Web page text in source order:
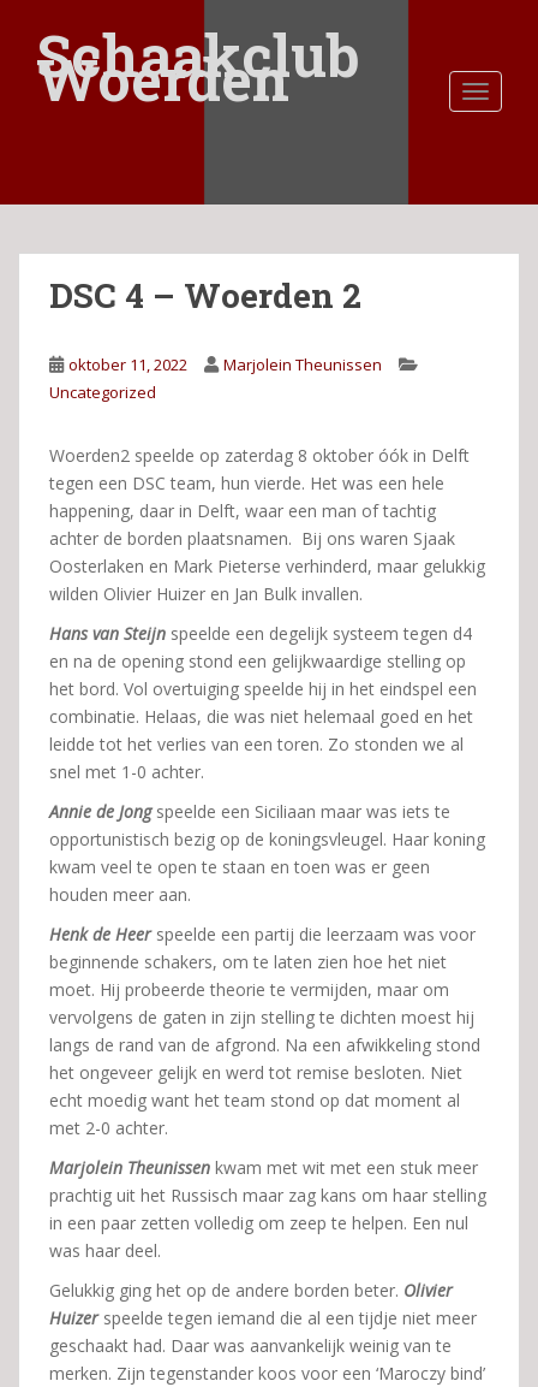
a
Schaakclub
Woerden
DSC 4 – Woerden 2
oktober 11, 2022
Marjolein Theunissen
Uncategorized
Woerden2 speelde op zaterdag 8 oktober óók in Delft
tegen een DSC team, hun vierde. Het was een hele
happening, daar in Delft, waar een man of tachtig
achter de borden plaatsnamen. Bij ons waren Sjaak
Oosterlaken en Mark Pieterse verhinderd, maar gelukkig
wilden Olivier Huizer en Jan Bulk invallen.
Hans van Steijn speelde een degelijk systeem tegen d4
en na de opening stond een gelijkwaardige stelling op
het bord. Vol overtuiging speelde hij in het eindspel een
combinatie. Helaas, die was niet helemaal goed en het
leidde tot het verlies van een toren. Zo stonden we al
snel met 1-0 achter.
Annie de Jong speelde een Siciliaan maar was iets te
opportunistisch bezig op de koningsvleugel. Haar koning
kwam veel te open te staan en toen was er geen
houden meer aan.
Henk de Heerspeelde een partij die leerzaam was voor
beginnende schakers, om te laten zien hoe het niet
moet. Hij probeerde theorie te vermijden, maar om
vervolgens de gaten in zijn stelling te dichten moest hij
langs de rand van de afgrond. Na een afwikkeling stond
het ongeveer gelijk en werd tot remise besloten. Niet
echt moedig want het team stond op dat moment al
met 2-0 achter.
Marjolein Theunissen kwam met wit met een stuk meer
prachtig uit het Russisch maar zag kans om haar stelling
in een paar zetten volledig om zeep te helpen. Een nul
was haar deel.
Gelukkig ging het op de andere borden beter. Olivier
Huizerspeelde tegen iemand die al een tijdje niet meer
geschaakt had. Daar was aanvankelijk weinig van te
merken. Zijn tegenstander koos voor een ‘Maroczy bind’